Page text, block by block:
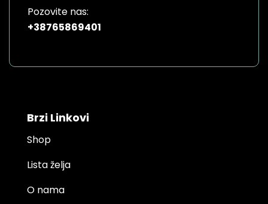
Pozovite nas:
+38765869401
Brzi Linkovi
Shop
Lista želja
O nama